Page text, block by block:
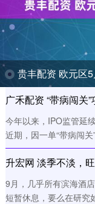
贵丰配资 欧元区
广禾配资 “带病闯关
今年以来，IPO监管延
近期，因一单“带病闯
升宏网 淡季不淡，
9月，几乎所有滨海酒
短暂休息，要么在研究